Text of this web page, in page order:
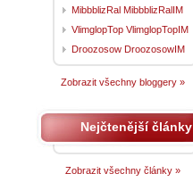
MibbblizRal MibbblizRalIM
VlimglopTop VlimglopTopIM
Droozosow DroozosowIM
Zobrazit všechny bloggery »
Nejčtenější články
Zobrazit všechny články »